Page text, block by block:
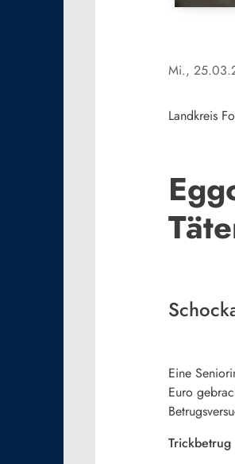
Mi.,
Landkreis
Eine
Euro